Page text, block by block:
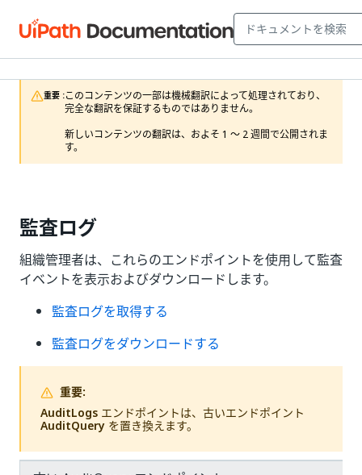
重要 :このコンテンツの一部は機械翻訳によって処理されており、
完全な翻訳を保証するものではありません。
新しいコンテンツの翻訳は、およそ 1 ～ 2 週間で公開されま
す。
監査ログ
組織管理者は、これらのエンドポイントを使用して監査
イベントを表示およびダウンロードします。
監査ログを取得する
監査ログをダウンロードする
重要:
AuditLogs エンドポイントは、古いエンドポイント
AuditQuery を置き換えます。